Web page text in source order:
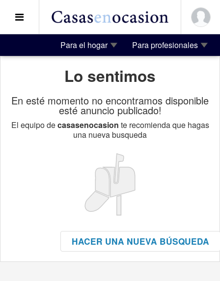
Para el hogar Para profesionales
Lo sentimos
En esté momento no encontramos disponible
esté anuncio publicado!
El equipo decasasenocasion te recomienda que hagas
una nueva busqueda
HACER UNA NUEVA BÚSQUEDA